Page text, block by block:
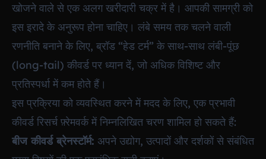
खोजने वाले से एक अलग खरीदारी चक्र में है। आपकी सामग्री को
इस इरादे के अनुरूप होना चाहिए। लंबे समय तक चलने वाली
रणनीति बनाने के लिए, ब्रॉड “हेड टर्म” के साथ-साथ लंबी-पूंछ
(long-tail) कीवर्ड पर ध्यान दें, जो अधिक विशिष्ट और
प्रतिस्पर्धा में कम होते हैं।
इस प्रक्रिया को व्यवस्थित करने में मदद के लिए, एक प्रभावी
कीवर्ड रिसर्च फ़्रेमवर्क में निम्नलिखित चरण शामिल हो सकते हैं:
बीज कीवर्ड ब्रेनस्टॉर्म: अपने उद्योग, उत्पादों और दर्शकों से संबंधित